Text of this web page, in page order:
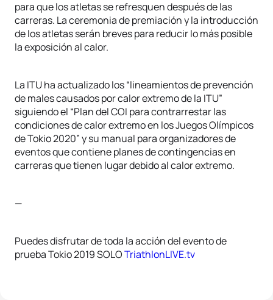
para que los atletas se refresquen después de las
carreras. La ceremonia de premiación y la introducción
de los atletas serán breves para reducir lo más posible
la exposición al calor.
La ITU ha actualizado los “lineamientos de prevención
de males causados por calor extremo de la ITU”
siguiendo el “Plan del COI para contrarrestar las
condiciones de calor extremo en los Juegos Olímpicos
de Tokio 2020” y su manual para organizadores de
eventos que contiene planes de contingencias en
carreras que tienen lugar debido al calor extremo.
—
Puedes disfrutar de toda la acción del evento de
prueba Tokio 2019 SOLOTriathlonLIVE.tv